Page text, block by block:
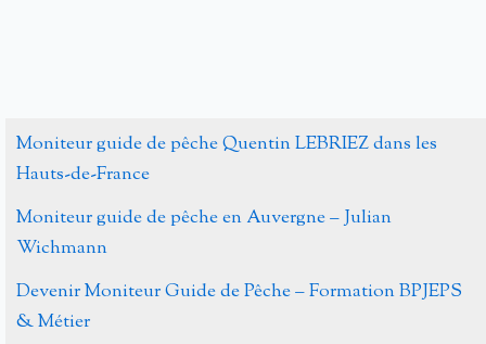
Moniteur guide de pêche Quentin LEBRIEZ dans les
Hauts-de-France
Moniteur guide de pêche en Auvergne – Julian
Wichmann
Devenir Moniteur Guide de Pêche – Formation BPJEPS
& Métier